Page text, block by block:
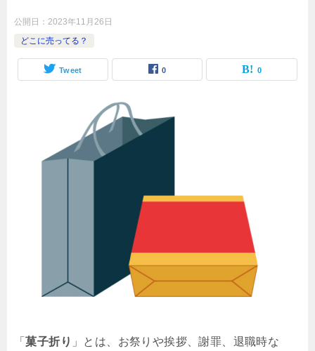
公開日： 2023年11月26日
どこに売ってる？
Tweet 0 0
「菓子折り 」とは、お祭りや挨拶、謝罪、退職時な